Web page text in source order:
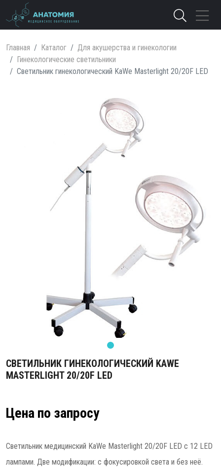
Главная Каталог
Для акушерства и гинекологии
Гинекологические светильники
Светильник гинекологический KaWe Masterlight 20/20F LED
СВЕТИЛЬНИК ГИНЕКОЛОГИЧЕСКИЙ KAWE
MASTERLIGHT 20/20F LED
Цена по запросу
Светильник медицинский KaWe Masterlight 20/20F LED с 12 LED
лампами. Две модификации: с фокусировкой света и без неё.